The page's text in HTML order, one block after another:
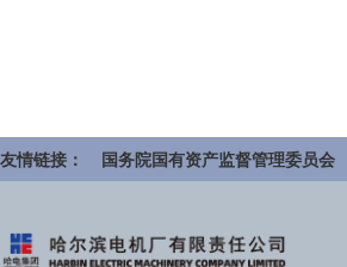
友情链接： 国务院国有资产监督管理委员会